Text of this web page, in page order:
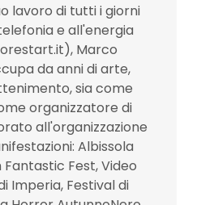
lavoro di tutti i giorni
e all'energia
Marco
da anni di arte,
sia come
organizzatore di
all'organizzazione
Albissola
Fest, Video
Imperia, Festival di